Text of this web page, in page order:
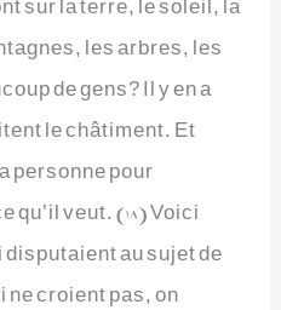
les arbres, les
de gens? Il y en a
le châtiment. Et
personne pour
qu’il veut. (18) Voici
au sujet de
croient pas, on